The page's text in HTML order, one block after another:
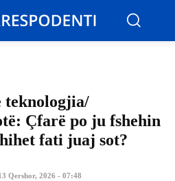
teknologjia/
Çfarë po ju fshehin
fati juaj sot?
Qershor, 2026 - 07:48